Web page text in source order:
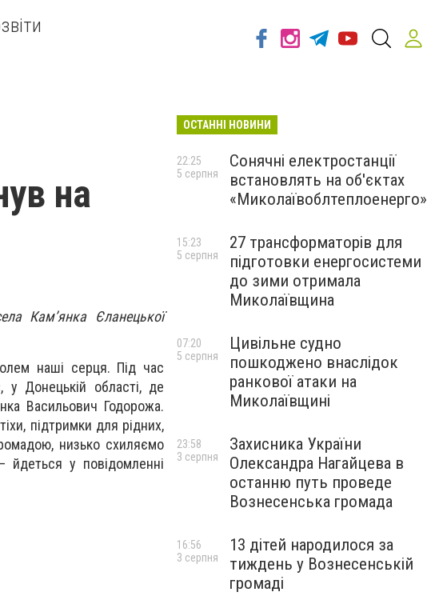
на
Кам’янка Єланецької
наші серця. Під час
у Донецькій області, де
Васильович Годорожа.
підтримки для рідних,
низько схиляємо
йдеться у повідомленні
ОСТАННІ НОВИНИ
Сонячні електростанції
встановлять на об'єктах
«Миколаївоблтеплоенерго»
22:25
5 серпня
27 трансформаторів для
підготовки енергосистеми
до зими отримала
Миколаївщина
15:23
5 серпня
Цивільне судно
пошкоджено внаслідок
ранкової атаки на
Миколаївщині
07:20
5 серпня
Захисника України
Олександра Нагайцева в
останню путь проведе
Вознесенська громада
23:58
3 серпня
13 дітей народилося за
тиждень у Вознесенській
громаді
16:56
3 серпня